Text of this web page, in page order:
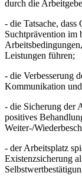
durch die
- die Tatsache,
Suchtprävention im
Leistungen führen;
- die Verbesserung
Kommunikation
- die Sicherung der
positives
Weiter-/
- der Arbeitsplatz
Existenzsicherung